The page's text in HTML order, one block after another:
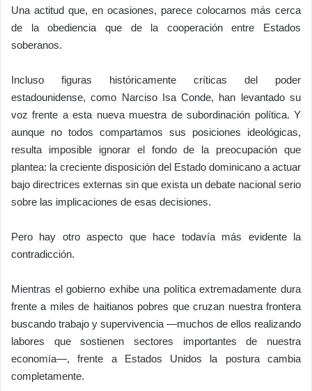
Una actitud que, en ocasiones, parece colocarnos más cerca
de la obediencia que de la cooperación entre Estados
soberanos.
Incluso figuras históricamente críticas del poder
estadounidense, como Narciso Isa Conde, han levantado su
voz frente a esta nueva muestra de subordinación política. Y
aunque no todos compartamos sus posiciones ideológicas,
resulta imposible ignorar el fondo de la preocupación que
plantea: la creciente disposición del Estado dominicano a actuar
bajo directrices externas sin que exista un debate nacional serio
sobre las implicaciones de esas decisiones.
Pero hay otro aspecto que hace todavía más evidente la
contradicción.
Mientras el gobierno exhibe una política extremadamente dura
frente a miles de haitianos pobres que cruzan nuestra frontera
buscando trabajo y supervivencia —muchos de ellos realizando
labores que sostienen sectores importantes de nuestra
economía—, frente a Estados Unidos la postura cambia
completamente.